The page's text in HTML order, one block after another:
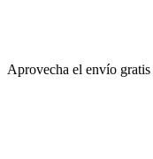
Aprovecha el envío gratis